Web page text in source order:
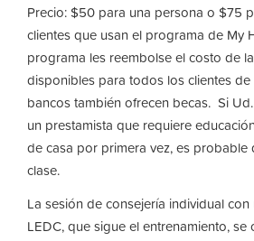
Precio: $50 para una persona o $75
clientes que usan el programa de My
programa les reembolse el costo de
disponibles para todos los clientes
bancos también ofrecen becas. Si
un prestamista que requiere
de casa por primera vez, es
clase.
La sesión de consejería individual
LEDC, que sigue el entrenamiento,